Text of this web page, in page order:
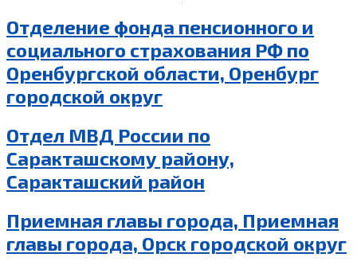
Отделение фонда пенсионного и
социального страхования РФ по
Оренбургской области, Оренбург
городской округ
Отдел МВД России по
Саракташскому району,
Саракташский район
Приемная главы города, Приемная
главы города, Орск городской округ